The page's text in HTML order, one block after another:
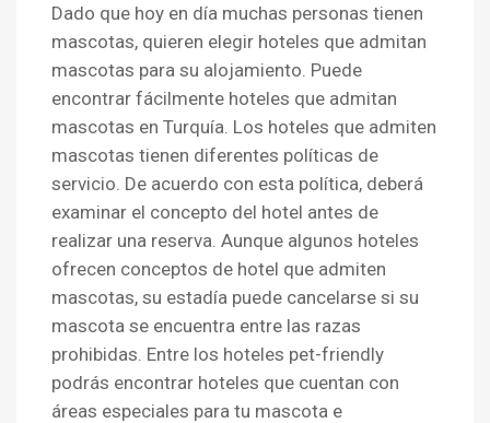
Dado que hoy en día muchas personas tienen
mascotas, quieren elegir hoteles que admitan
mascotas para su alojamiento. Puede
encontrar fácilmente hoteles que admitan
mascotas en Turquía. Los hoteles que admiten
mascotas tienen diferentes políticas de
servicio. De acuerdo con esta política, deberá
examinar el concepto del hotel antes de
realizar una reserva. Aunque algunos hoteles
ofrecen conceptos de hotel que admiten
mascotas, su estadía puede cancelarse si su
mascota se encuentra entre las razas
prohibidas. Entre los hoteles pet-friendly
podrás encontrar hoteles que cuentan con
áreas especiales para tu mascota e